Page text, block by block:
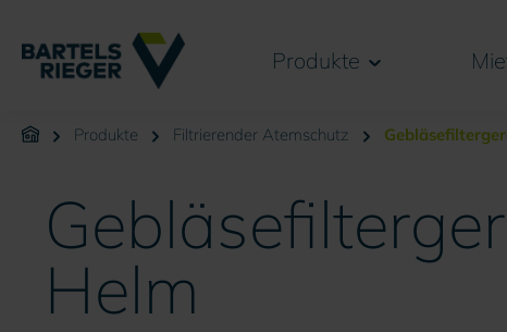
Produkte
Produkte Filtrierender Atemschutz
Helm